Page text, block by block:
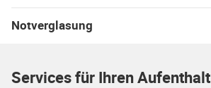
Notverglasung
Services für Ihren Aufenthalt